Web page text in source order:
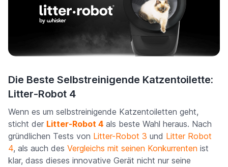
Die Beste Selbstreinigende Katzentoilette:
Litter-Robot 4
Wenn es um selbstreinigende Katzentoiletten geht,
sticht der Litter-Robot 4 als beste Wahl heraus. Nach
gründlichen Tests von Litter-Robot 3 und Litter Robot
4, als auch des Vergleichs mit seinen Konkurrenten ist
klar, dass dieses innovative Gerät nicht nur seine